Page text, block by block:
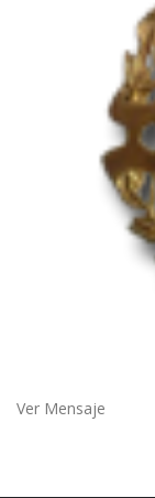
Ver Mensaje